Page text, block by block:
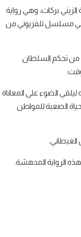
بركات، وهي رواية
في مسلسل تلفزيوني من
من تحكم السلطان
الضوء على المعاناة
الصعبة للمواطن
هذه الرواية المدهشة.